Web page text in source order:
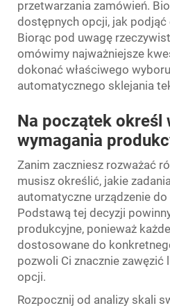
przetwarzania zamówień.
dostępnych opcji, jak podjąć
Biorąc pod uwagę
omówimy najważniejsze
dokonać właściwego
automatycznego sklejania
Na początek określ
wymagania
Zanim zaczniesz rozważać
musisz określić, jakie
automatyczne urządzenie do
Podstawą tej decyzji
produkcyjne, ponieważ
dostosowane do
pozwoli Ci znacznie
opcji.
Rozpocznij od analizy skali